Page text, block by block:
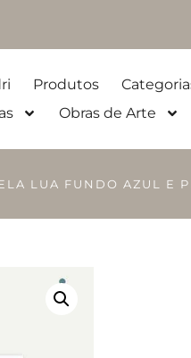
Produtos
Obras de Arte
LUA FUNDO AZUL E